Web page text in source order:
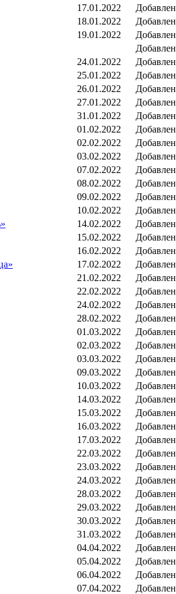
17.01.2022
Добавлен
18.01.2022
Добавлен
19.01.2022
Добавлен
Добавлен
24.01.2022
Добавлен
25.01.2022
Добавлен
26.01.2022
Добавлен
27.01.2022
Добавлен
31.01.2022
Добавлен
01.02.2022
Добавлен
02.02.2022
Добавлен
03.02.2022
Добавлен
07.02.2022
Добавлен
08.02.2022
Добавлен
09.02.2022
Добавлен
10.02.2022
Добавлен
14.02.2022
Добавлен
15.02.2022
Добавлен
16.02.2022
Добавлен
17.02.2022
Добавлен
21.02.2022
Добавлен
22.02.2022
Добавлен
24.02.2022
Добавлен
28.02.2022
Добавлен
01.03.2022
Добавлен
02.03.2022
Добавлен
03.03.2022
Добавлен
09.03.2022
Добавлен
10.03.2022
Добавлен
14.03.2022
Добавлен
15.03.2022
Добавлен
16.03.2022
Добавлен
17.03.2022
Добавлен
22.03.2022
Добавлен
23.03.2022
Добавлен
24.03.2022
Добавлен
28.03.2022
Добавлен
29.03.2022
Добавлен
30.03.2022
Добавлен
31.03.2022
Добавлен
04.04.2022
Добавлен
05.04.2022
Добавлен
06.04.2022
Добавлен
07.04.2022 Добавлен